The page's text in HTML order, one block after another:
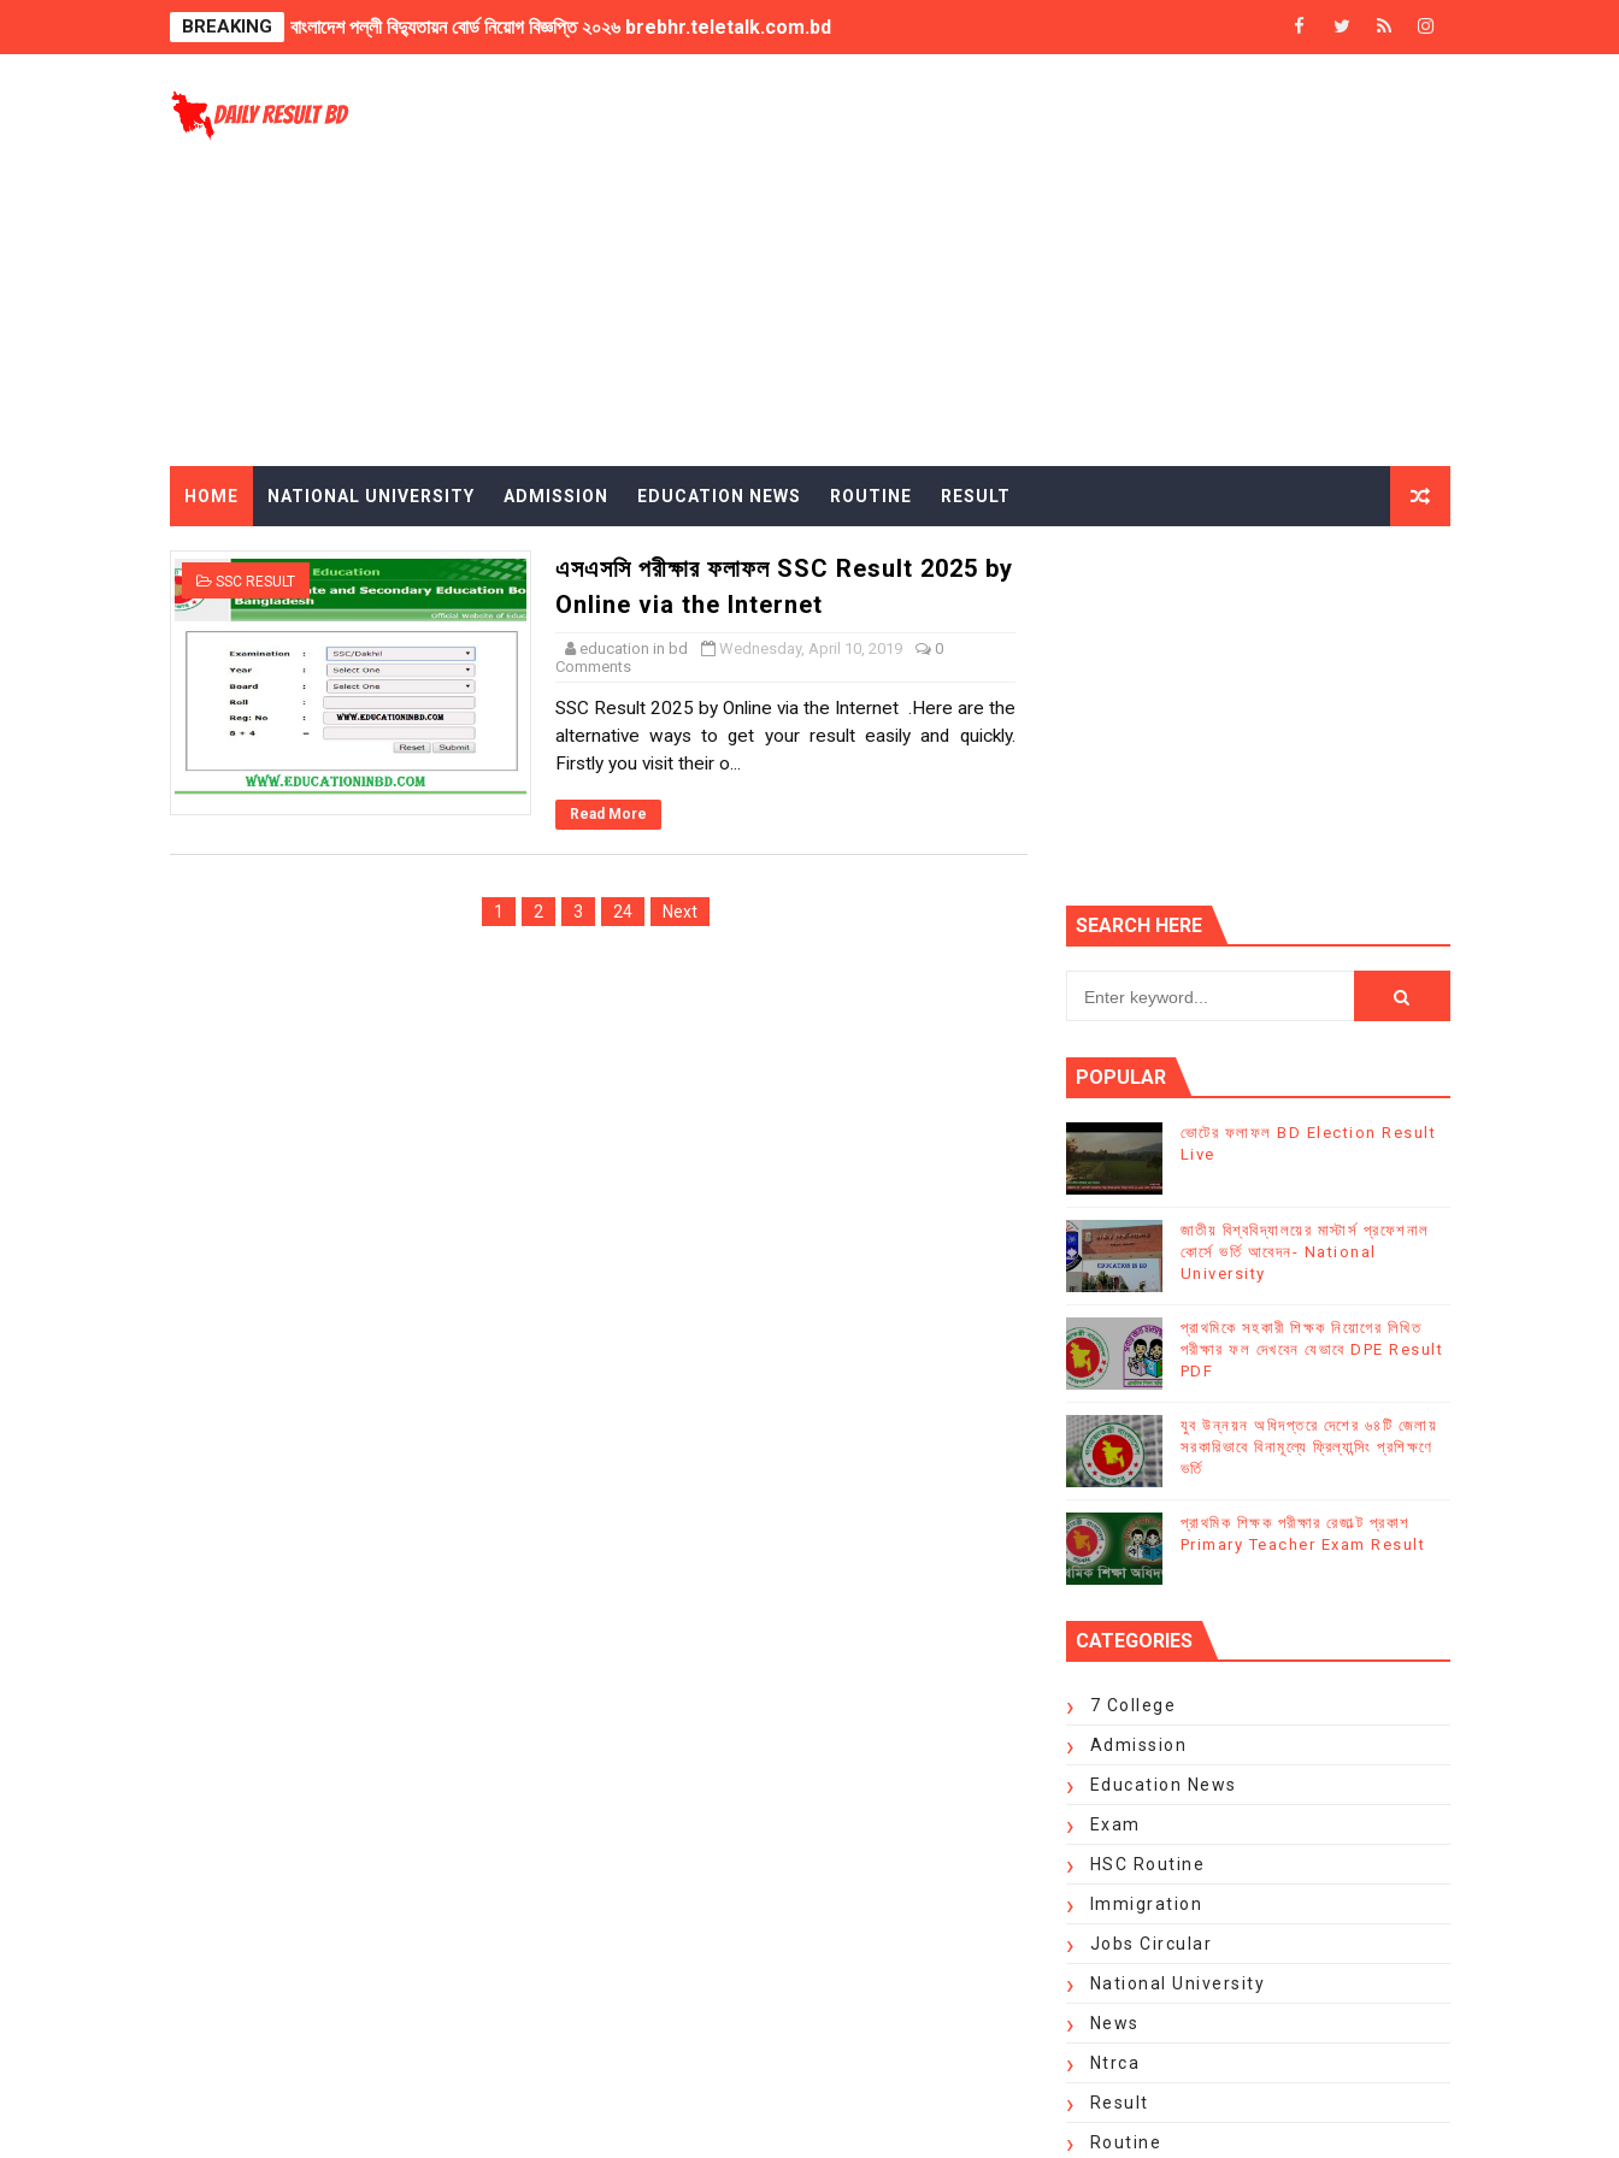
BREAKING বাংলাদেশ পল্লী বিদ্যুতায়ন বোর্ড নিয়োগ বিজ্ঞপ্তি ২০২৬ brebhr.teletalk.com.bd
UK Work Permit Visa Application Process the info
The US Diversity Visa (DV) Program
২০২৪ সালের ডিগ্রী ১ম বর্ষ পরীক্ষার ফলাফল প্রকাশের বিজ্ঞপ্তি NU Degree 1st Year Result
জুনিয়র বৃত্তির ফলাফল প্রকাশিত জানবেন যেভাবে Scholarship Result
ফ্যামিলি কার্ড আবেদন কিভাবে করবেন How To Apply For Family Card Online Application 2026
সরকারিভাবে বিনামূল্যে ৬৪ জেলায় ফ্রিল্যান্সিং প্রশিক্ষণে ভর্তি বিজ্ঞপ্তি e-laeltd.com/48-student-reg-jubo
জাতীয় বিশ্ববিদ্যালয়ের অনার্স ৪র্থ বর্ষের ফরম পূরণ NU Honours 4th year Form Fill Up
প্রাথমিক সহকারী শিক্ষকদের পরবর্তী করনীয় বিষয়গুলি, প্রাথমিকে নির্বাচিত প্রার্থীদের ৭ নির্দেশনা, দিতে হবে ডোপটেস্ট প্রতিবেদন DPE
‘ঢাকা সেন্ট্রাল ইউনিভার্সিটি’র চূড়ান্ত গেজেট প্রকাশ Final gazette of 'Dhaka Central University' published
HOME NATIONAL UNIVERSITY ADMISSION EDUCATION NEWS ROUTINE RESULT
SSC RESULT
এসএসসি পরীক্ষার ফলাফল SSC Result 2025 by
Online via the Internet
education in bd Wednesday, April 10, 2019
0
Comments
SSC Result 2025 by Online via the Internet .Here are the
alternative ways to get your result easily and quickly.
Firstly you visit their o...
Read More
1 2 3 24 Next
SEARCH HERE
POPULAR
ভোটের ফলাফল BD Election Result
Live
জাতীয় বিশ্ববিদ্যালয়ের মাস্টার্স প্রফেশনাল
কোর্সে ভর্তি আবেদন- National
University
প্রাথমিকে সহকারী শিক্ষক নিয়োগের লিখিত
পরীক্ষার ফল দেখবেন যেভাবে DPE Result
PDF
যুব উন্নয়ন অধিদপ্তরে দেশের ৬৪টি জেলায়
সরকারিভাবে বিনামূল্যে ফ্রিল্যান্সিং প্রশিক্ষণে
ভর্তি
প্রাথমিক শিক্ষক পরীক্ষার রেজাল্ট প্রকাশ
Primary Teacher Exam Result
CATEGORIES
7 College
Admission
Education News
Exam
HSC Routine
Immigration
Jobs Circular
National University
News
Ntrca
Result
Routine